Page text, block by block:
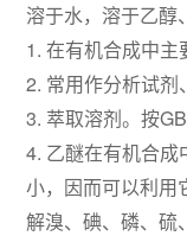
溶于水，溶于乙醇
1. 在有机合成中
2. 常用作分析试
3. 萃取溶剂。按
4. 乙醚在有机合
小，因而可以利用
解溴、碘、磷、硫